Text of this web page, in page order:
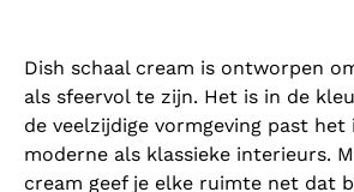
Dish schaal cream is ontworpen
als sfeervol te zijn. Het is in de
de veelzijdige vormgeving past het
moderne als klassieke interieurs.
cream geef je elke ruimte net dat